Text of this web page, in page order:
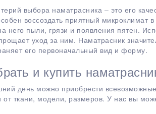
выбора наматрасника – это его
воссоздать приятный микроклимат
него пыли, грязи и появления пятен.
уход за ним. Наматрасник
его первоначальный вид и форму.
и купить
день можно приобрести
от ткани, модели, размеров. У нас вы